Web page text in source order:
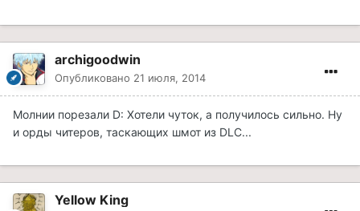
archigoodwin
Опубликовано 21 июля, 2014
Молнии порезали D: Хотели чуток, а получилось сильно. Ну
и орды читеров, таскающих шмот из DLC...
Yellow King